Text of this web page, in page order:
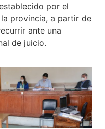
por el
provincia, a partir de
ante una
de juicio.